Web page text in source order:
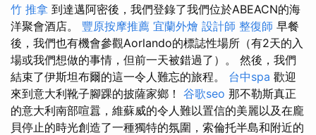
竹 推拿 到達邁阿密後，我們登錄了我們位於ABEACN的海
洋聚會酒店。 豐原按摩推薦 宜蘭外燴 設計師 整復師 早餐
後，我們也有機會參觀Aorlando的標誌性場所（有2天的入
場或我們想做的事情，但前一天被錯過了）。 然後，我們
結束了伊斯坦布爾的這一令人難忘的旅程。 台中spa 歡迎
來到意大利靴子腳踝的披薩家鄉！ 谷歌seo 那不勒斯真正
的意大利南部喧囂，維蘇威的令人難以置信的美麗以及在龐
貝停止的時光創造了一種獨特的氛圍，索倫托半島和附近的